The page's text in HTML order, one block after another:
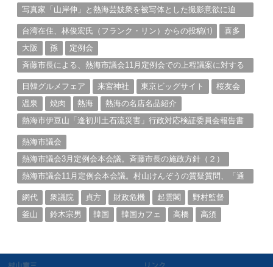
写真家「山岸伸」と熱海芸妓衆を被写体とした撮影意欲に迫
台湾在住、林俊宏氏（フランク・リン）からの投稿⑴
喜多
大阪
孫
定例会
斉藤市長による、熱海市議会11月定例会での上程議案に対する
日韓グルメフェア
来宮神社 東京ビッグサイト
桜友会
温泉
焼肉 熱海
熱海の名店名品紹介
熱海市伊豆山「逢初川土石流災害」行政対応検証委員会報告書
熱海市議会
熱海市議会3月定例会本会議。斉藤市長の施政方針（２）
熱海市議会11月定例会本会議。村山けんぞうの質疑質問、「通
網代
衆議院 貞方 財政危機 起雲閣
野村監督
釜山
鈴木宗男 韓国 韓国カフェ 高橋 高須
村山憲三 リンク